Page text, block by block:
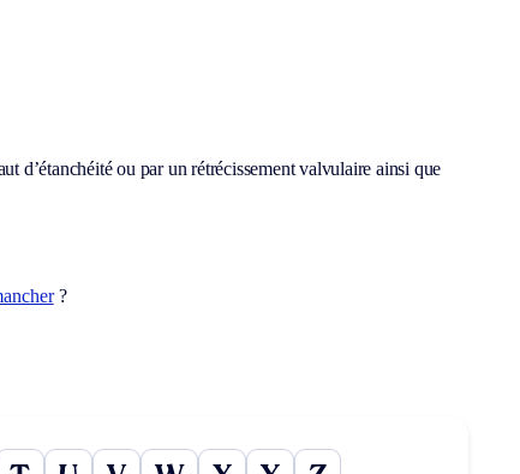
d’étanchéité ou par un rétrécissement valvulaire ainsi que
?